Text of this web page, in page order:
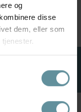
og
disse
dem, eller som
Edith 1280- Blouse -
med print 201280
kr
FILTER